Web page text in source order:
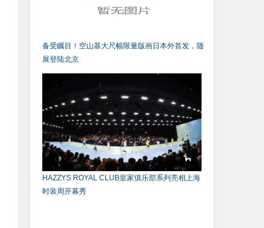
备受瞩目！空山基大尺幅限量版画日本外首发，随
展登陆北京
HAZZYS ROYAL CLUB皇家俱乐部系列亮相上海
时装周开幕秀